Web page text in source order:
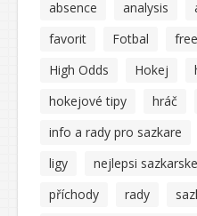
absence analysis
favorit
Fotbal
High Odds
Hokej
hokejové tipy
hráč
info a rady pro sazkare
ligy
nejlepsi
příchody
rady